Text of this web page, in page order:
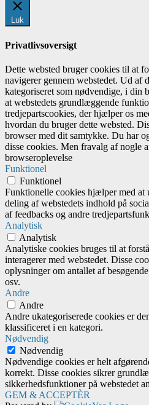
Luk
Privatlivsoversigt
Dette websted bruger cookies til at
navigerer gennem webstedet. Ud af
kategoriseret som nødvendige, i din
at webstedets grundlæggende
tredjepartscookies, der hjælper os
hvordan du bruger dette websted.
browser med dit samtykke. Du har
disse cookies. Men fravalg af nogle
browseroplevelse
Funktionel
Funktionel
Funktionelle cookies hjælper med at
deling af webstedets indhold på
af feedbacks og andre
Analytisk
Analytisk
Analytiske cookies bruges til at
interagerer med webstedet. Disse
oplysninger om antallet af
osv.
Andre
Andre
Andre ukategoriserede cookies er
klassificeret i en kategori.
Nødvendig
Nødvendig
Nødvendige cookies er helt
korrekt. Disse cookies sikrer
sikkerhedsfunktioner på webstedet
GEM & ACCEPTÈR